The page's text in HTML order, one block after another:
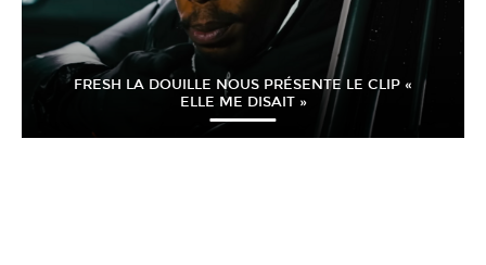
FRESH LA DOUILLE NOUS PRÉSENTE LE CLIP «
ELLE ME DISAIT »